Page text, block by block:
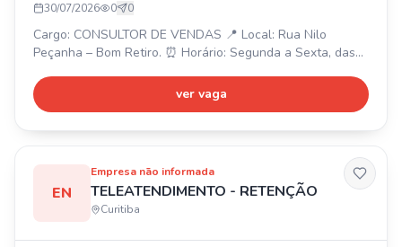
30/07/2026 0 0
Cargo: CONSULTOR DE VENDAS 📍 Local: Rua Nilo
Peçanha – Bom Retiro. ⏰ Horário: Segunda a Sexta, das
Salário: Fixo (R$1.820,00) + comissão + bônus por metas
(podendo ultrapassar R$7.000,00/mês). 🎁 Benefícios: VR,
ver vaga
EN
Empresa não informada
TELEATENDIMENTO - RETENÇÃO
Curitiba